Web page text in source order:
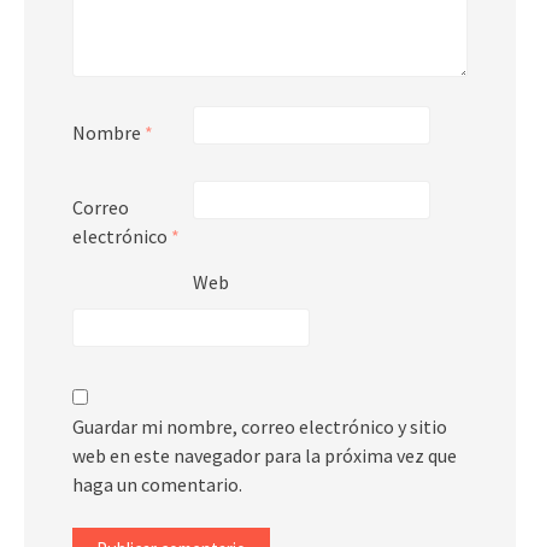
Nombre *
Correo
electrónico *
Web
Guardar mi nombre, correo electrónico y sitio
web en este navegador para la próxima vez que
haga un comentario.